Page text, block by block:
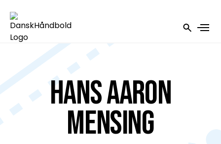
Hans Aaron
Mensing